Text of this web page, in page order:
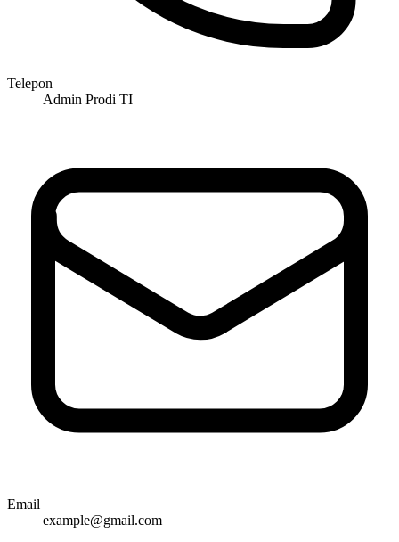
Telepon
Admin Prodi TI
Email
example@gmail.com